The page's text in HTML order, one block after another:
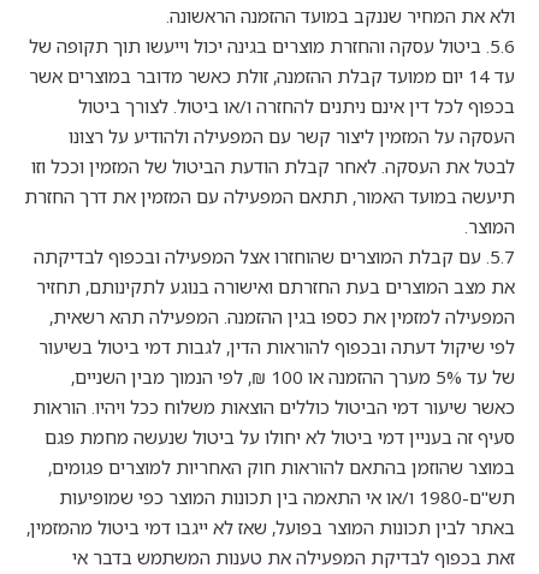
ולא את המחיר שננקב במועד ההזמנה הראשונה.
5.6. ביטול עסקה והחזרת מוצרים בגינה יכול וייעשו תוך תקופה של
עד 14 יום ממועד קבלת ההזמנה, זולת כאשר מדובר במוצרים אשר
בכפוף לכל דין אינם ניתנים להחזרה ו/או ביטול. לצורך ביטול
העסקה על המזמין ליצור קשר עם המפעילה ולהודיע על רצונו
לבטל את העסקה. לאחר קבלת הודעת הביטול של המזמין וככל וזו
תיעשה במועד האמור, תתאם המפעילה עם המזמין את דרך החזרת
המוצר.
5.7. עם קבלת המוצרים שהוחזרו אצל המפעילה ובכפוף לבדיקתה
את מצב המוצרים בעת החזרתם ואישורה בנוגע לתקינותם, תחזיר
המפעילה למזמין את כספו בגין ההזמנה. המפעילה תהא רשאית,
לפי שיקול דעתה ובכפוף להוראות הדין, לגבות דמי ביטול בשיעור
של עד 5% מערך ההזמנה או 100 ₪, לפי הנמוך מבין השניים,
כאשר שיעור דמי הביטול כוללים הוצאות משלוח ככל ויהיו. הוראות
סעיף זה בעניין דמי ביטול לא יחולו על ביטול שנעשה מחמת פגם
במוצר שהוזמן בהתאם להוראות חוק האחריות למוצרים פגומים,
תש"ם-1980 ו/או אי התאמה בין תכונות המוצר כפי שמופיעות
באתר לבין תכונות המוצר בפועל, שאז לא ייגבו דמי ביטול מהמזמין,
זאת בכפוף לבדיקת המפעילה את טענות המשתמש בדבר אי